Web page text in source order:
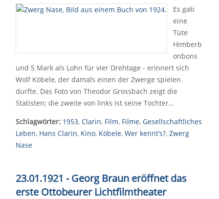
Es gab
eine
Tüte
Himberb
onbons
und 5 Mark als Lohn für vier Drehtage - erinnert sich
Wolf Köbele, der damals einen der Zwerge spielen
durfte. Das Foto von Theodor Grossbach zeigt die
Statisten; die zweite von links ist seine Tochter…
Schlagwörter: 1953, Clarin, Film, Filme, Gesellschaftliches
Leben, Hans Clarin, Kino, Köbele, Wer kennt‘s?, Zwerg
Nase
23.01.1921 - Georg Braun eröffnet das
erste Ottobeurer Lichtfilmtheater